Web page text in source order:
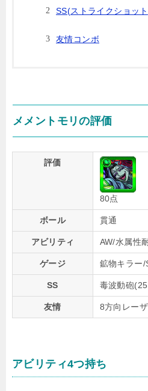
SS(ストライクショッ
友情コンボ
メメントモリの評価
評価
80点
ボール 貫通
アビリティ AW/水属性
ゲージ 鉱物キラー/
SS 毒波動砲
友情 8方向レーザ
アビリティ4つ持ち